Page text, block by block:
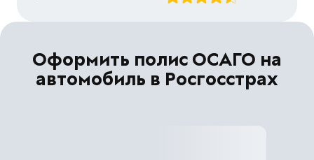
Оформить полис ОСАГО на
автомобиль в Росгосстрах